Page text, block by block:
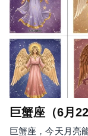
巨蟹座（6月
巨蟹座，今天月亮